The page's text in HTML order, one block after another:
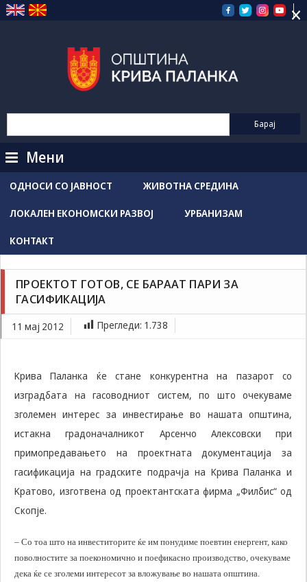
Прескокнете
Мени
ОДНОСИ СО ЈАВНОСТ ЖИВОТНА СРЕДИНА
ЛОКАЛЕН ЕКОНОМСКИ РАЗВОЈ УРБАНИЗАМ
КОНТАКТ
ПРОЕКТОТ ГОТОВ, СЕ БАРААТ ПАРИ ЗА
ГАСИФИКАЦИЈА
11 мај 2012 Прегледи: 1.738
Новости / Настани
мај 11, 2012 martin
Проектот готов, се бараат пари за гасификација
Kрива Паланка ќе стане конкурентна на пазарот со
изградбата на гасоводниот систем, по што очекуваме
зголемен интерес за инвестирање во нашата општина,
истакна градоначалникот Арсенчо Алексовски при
примопредавањето на проектната документација за
гасификација на градските подрачја на Kрива Паланка и
Kратово, изготвена од проектантската фирма „Филбис“ од
Скопје.
– Со тоа што на инвеститорите ќе им понудиме поевтин енергент, како
поволностите за поекономично и поефикасно производство, очекуваме
дека ќе се зголеми интересот за вложување во нашата општина.
×
Задолжителни
зачувуваат во
датотеката на
Вашиот интернет
пребарувач
завршите сесијата
на него. Овие
задолжителни за
на нашата веб-
страница за
нејзина правилна